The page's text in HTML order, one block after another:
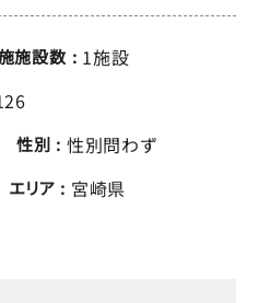
施設数 1施設
性別 性別問わず
エリア 宮崎県